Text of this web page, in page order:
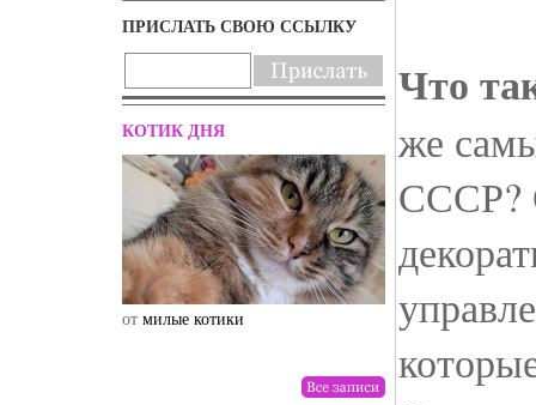
ПРИСЛАТЬ СВОЮ ССЫЛКУ
КОТИК ДНЯ
от милые котики от drunktwi
Что
же
СССР?